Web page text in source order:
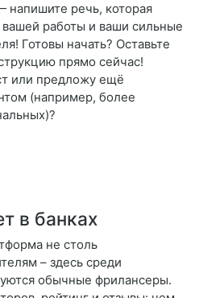
напишите речь, которая
работы и ваши сильные
Готовы начать? Оставьте
прямо сейчас!
или предложу ещё
(например, более
в банках
не столь
– здесь среди
обычные фрилансеры.